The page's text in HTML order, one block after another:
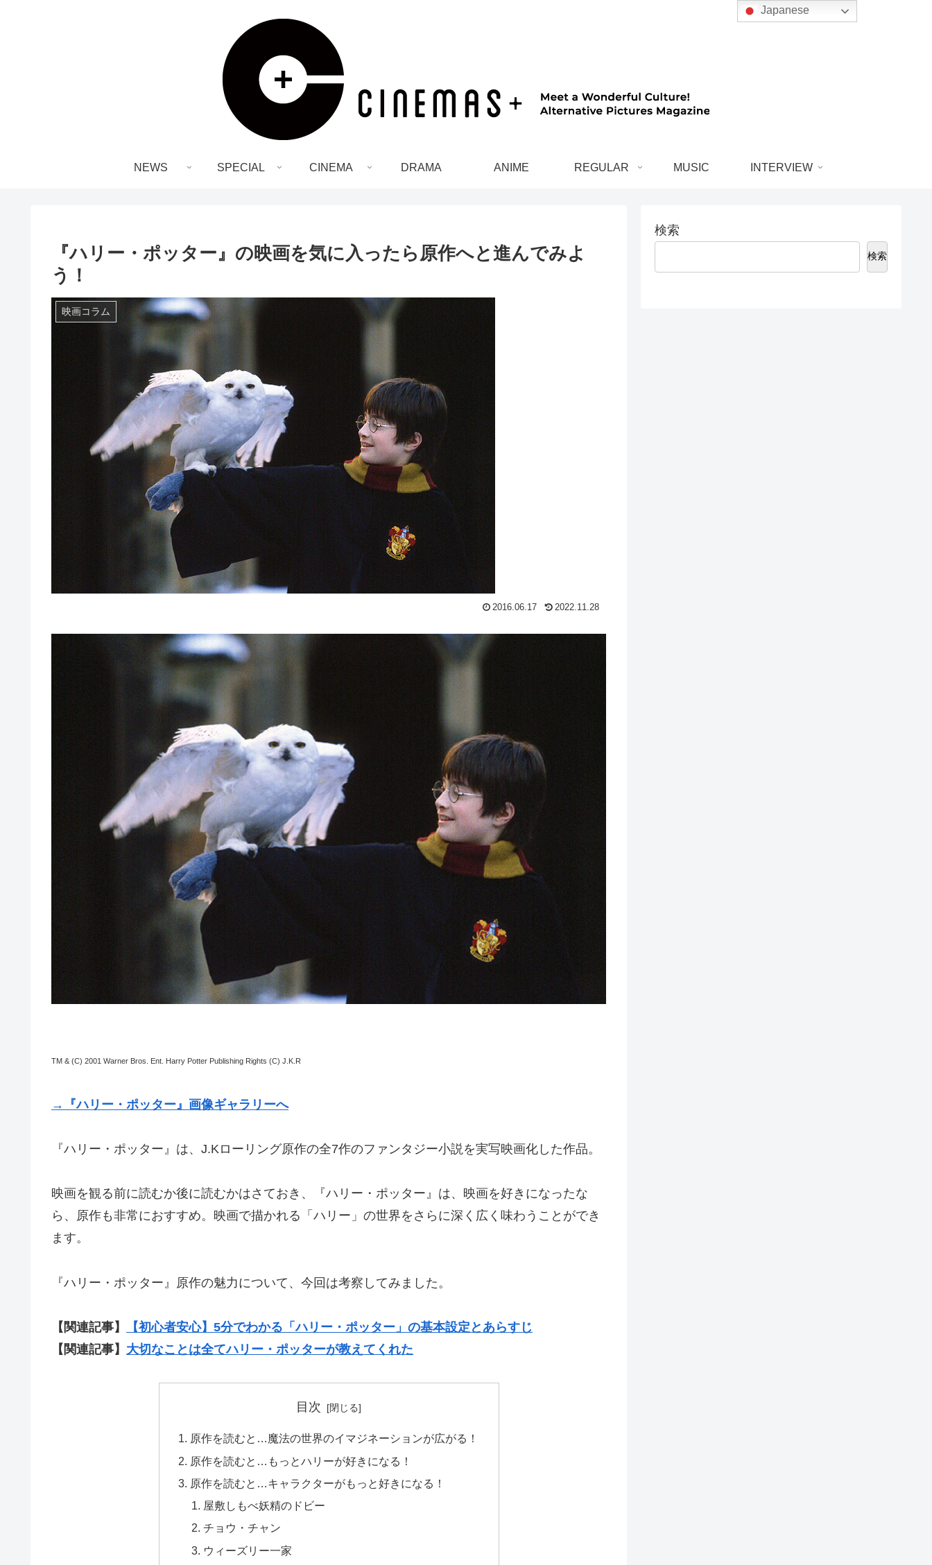
NEWS SPECIAL CINEMA DRAMA ANIME REGULAR MUSIC INTERVIEW
『ハリー・ポッター』の映画を気に入ったら原作へと進んでみよ
う！
映画コラム
2016.06.17 2022.11.28
TM & (C) 2001 Warner Bros. Ent. Harry Potter Publishing Rights (C) J.K.R
→『ハリー・ポッター』画像ギャラリーへ
『ハリー・ポッター』は、J.Kローリング原作の全7作のファンタジー小説を実写映画化した作品。
映画を観る前に読むか後に読むかはさておき、『ハリー・ポッター』は、映画を好きになったな
ら、原作も非常におすすめ。映画で描かれる「ハリー」の世界をさらに深く広く味わうことができ
ます。
『ハリー・ポッター』原作の魅力について、今回は考察してみました。
【関連記事】
【初心者安心】5分でわかる「ハリー・ポッター」の基本設定とあらすじ
【関連記事】 大切なことは全てハリー・ポッターが教えてくれた
目次
原作を読むと…魔法の世界のイマジネーションが広がる！
原作を読むと…もっとハリーが好きになる！
原作を読むと…キャラクターがもっと好きになる！
屋敷しもべ妖精のドビー
チョウ・チャン
ウィーズリー一家
検索
検索
Japanese